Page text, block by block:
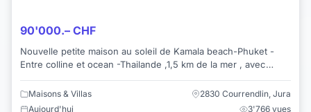
90'000.– CHF
Nouvelle petite maison au soleil de Kamala beach-Phuket -
Entre colline et ocean -Thailande ,1,5 km de la mer , avec
Maisons & Villas
2830 Courrendlin, Jura
Aujourd'hui
3'766 vues